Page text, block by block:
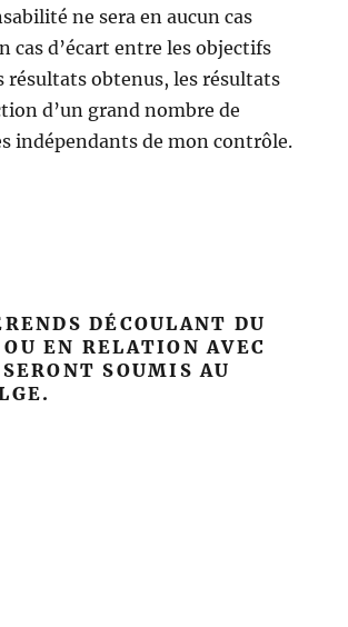
ne sera en aucun cas
cas d’écart entre les objectifs
résultats obtenus, les résultats
d’un grand nombre de
indépendants de mon contrôle.
DÉCOULANT DU
EN RELATION AVEC
SOUMIS AU